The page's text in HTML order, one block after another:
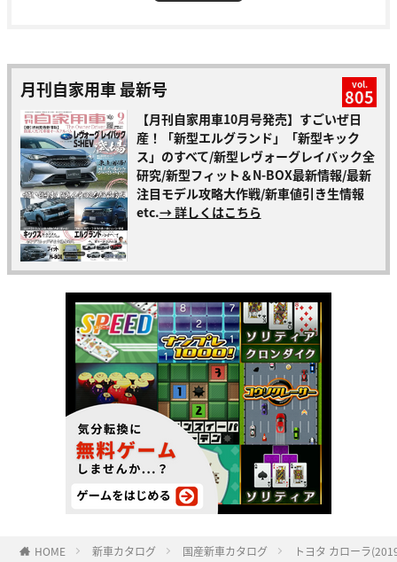
月刊自家用車 最新号 vol.
805
【月刊自家用車10月号発売】すごいぜ日
産！「新型エルグランド」「新型キック
ス」のすべて/新型レヴォーグレイバック全
研究/新型フィット＆N-BOX最新情報/最新
注目モデル攻略大作戦/新車値引き生情報
etc.→ 詳しくはこちら
HOME 新車カタログ 国産新車カタログ トヨタ カローラ